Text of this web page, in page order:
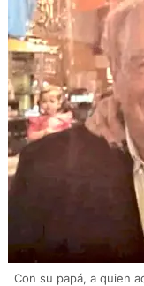
Con su papá, a quien